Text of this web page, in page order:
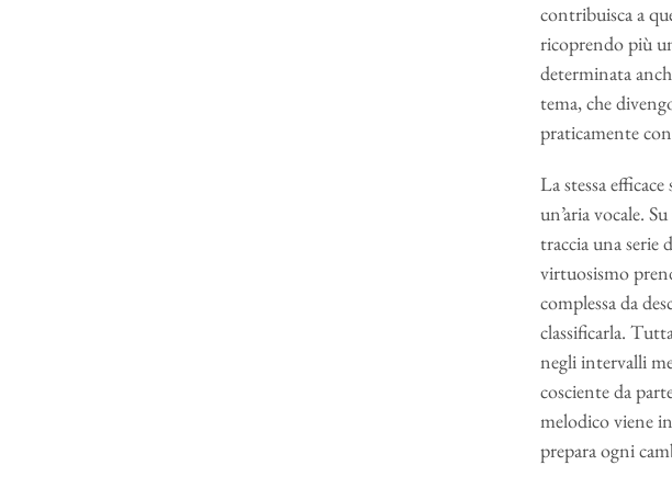
contribuisca a
ricoprendo più
determinata
tema, che
praticamente
La stessa
un’aria vocale.
traccia una serie
virtuosismo
complessa da
classificarla.
negli intervalli
cosciente da
melodico viene
prepara ogni